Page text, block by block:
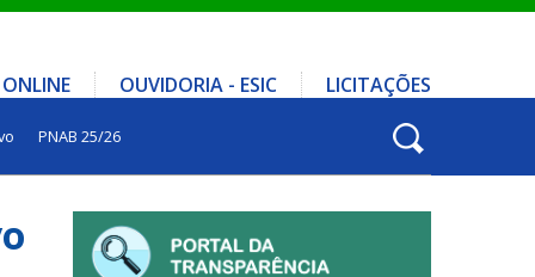
OUVIDORIA - ESIC LICITAÇÕES
PNAB 25/26